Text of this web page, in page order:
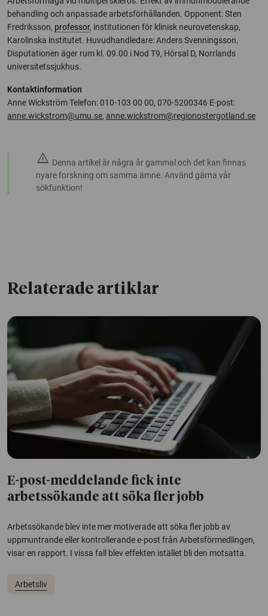
behandling och anpassade arbetsförhållanden. Opponent: Sten
Fredriksson, professor, institutionen för klinisk neurovetenskap,
Karolinska institutet. Huvudhandledare: Anders Svenningsson.
Disputationen äger rum kl. 09.00 i Nod T9, Hörsal D, Norrlands
universitetssjukhus.
Kontaktinformation
Anne Wickström Telefon: 010-103 00 00, 070-5200346 E-post:
anne.wickstrom@umu.se, anne.wickstrom@regionostergotland.se
warning Denna artikel är några år gammal och det kan finnas
nyare forskning om samma ämne. Använd gärna vår
sökfunktion!
Relaterade artiklar
E-post-meddelande fick inte
arbetssökande att söka fler jobb
Arbetssökande blev inte mer motiverade att söka fler jobb av
uppmuntrande eller kontrollerande e-post från Arbetsförmedlingen,
visar en rapport. I vissa fall blev effekten istället bli den motsatta.
Arbetsliv